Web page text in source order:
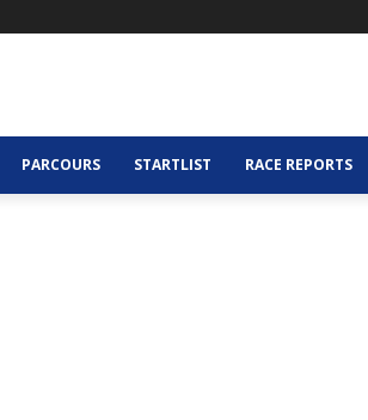
PARCOURS STARTLIST RACE REPORTS